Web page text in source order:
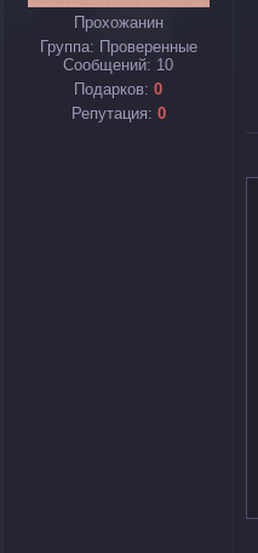
Прохожанин
Группа: Проверенные
Сообщений: 10
Подарков: 0
Репутация: 0